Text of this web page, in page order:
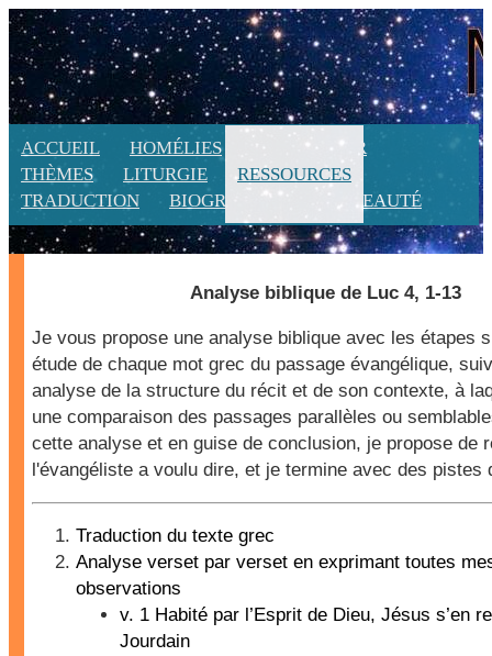
ACCUEIL HOMÉLIES
CALENDRIER
THÈMES
LITURGIE
RESSOURCES
TRADUCTION
BIOGRAPHIE NOUVEAUTÉ
Analyse biblique de Luc 4, 1-13
Je vous propose une analyse biblique avec les étapes
étude de chaque mot grec du passage évangélique,
analyse de la structure du récit et de son contexte, à
une comparaison des passages parallèles ou
cette analyse et en guise de conclusion, je propose de
l'évangéliste a voulu dire, et je termine avec des pistes
Traduction du texte grec
Analyse verset par verset en exprimant toutes
observations
v. 1 Habité par l’Esprit de Dieu, Jésus s’en
Jourdain